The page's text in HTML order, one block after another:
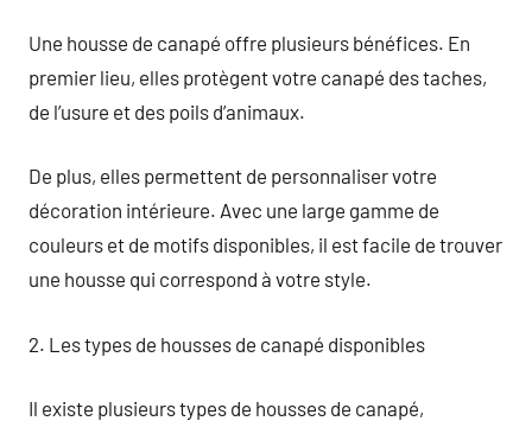
Une housse de canapé offre plusieurs bénéfices. En
premier lieu, elles protègent votre canapé des taches,
de l’usure et des poils d’animaux.
De plus, elles permettent de personnaliser votre
décoration intérieure. Avec une large gamme de
couleurs et de motifs disponibles, il est facile de trouver
une housse qui correspond à votre style.
2. Les types de housses de canapé disponibles
Il existe plusieurs types de housses de canapé,